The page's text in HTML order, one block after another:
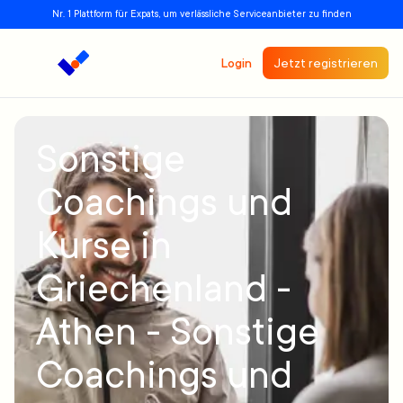
Nr. 1 Plattform für Expats, um verlässliche Serviceanbieter zu finden
Login Jetzt registrieren
Sonstige
Coachings und
Kurse in
Griechenland -
Athen - Sonstige
Coachings und